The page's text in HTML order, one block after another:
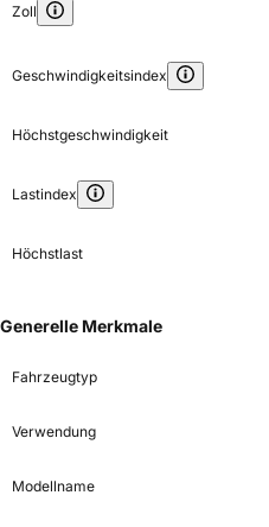
Zoll
Geschwindigkeitsindex
Höchstgeschwindigkeit
Lastindex
Höchstlast
Generelle Merkmale
Fahrzeugtyp
Verwendung
Modellname